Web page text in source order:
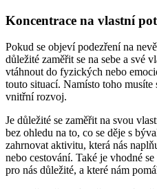
Koncentrace na vlastní
Pokud se objeví podezření na
důležité zaměřit se na sebe a své
vtáhnout do fyzických nebo
touto situací. Namísto toho
vnitřní rozvoj.
Je důležité se zaměřit na svou
bez ohledu na to, co se děje s
zahrnovat aktivitu, která nás
nebo cestování. Také je vhodné
pro nás důležité, a které nám